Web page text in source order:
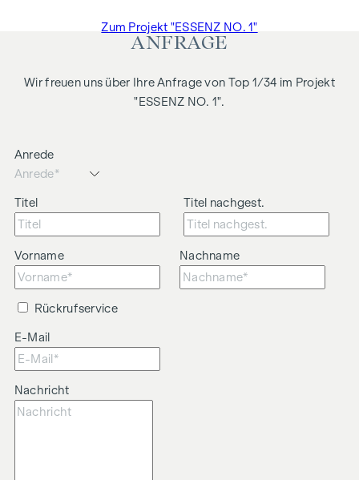
Kaufpreises zzgl. 20 % USt. Diese Provisionspflicht besteht
auch dann, wenn Sie die Ihnen überlassenen Informationen
Naheverhältnis zum Verkäufer. Die Vertragserrichtung und
Treuhandabwicklung ist gebunden an die Schönherr
Kosten betragen 1,5 % des Kaufpreises zzgl. 20 % USt. sowie
Barauslagen und Beglaubigung.
Wir weisen darauf hin, dass zwischen dem Vermittler und
dem zu vermittelnden Dritten ein familiäres oder
wirtschaftliches Naheverhältnis besteht.
Zum Projekt "ESSENZ NO. 1"
ANFRAGE
Wir freuen uns über Ihre Anfrage von Top 1/34 im Projekt
"ESSENZ NO. 1".
Anrede
Titel Titel nachgest.
Vorname Nachname
Rückrufservice
E-Mail
Nachricht